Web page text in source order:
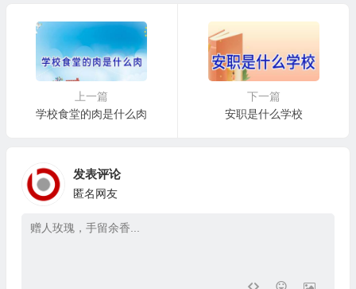
上一篇
学校食堂的肉是什么肉
下一篇
安职是什么学校
发表评论
匿名网友